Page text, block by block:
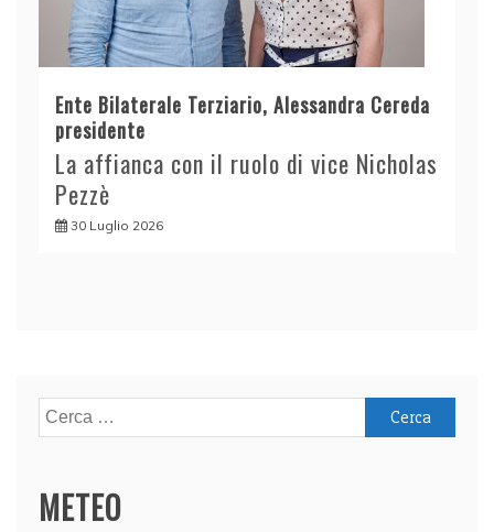
Ente Bilaterale Terziario, Alessandra Cereda
presidente
La affianca con il ruolo di vice Nicholas
Pezzè
30 Luglio 2026
Ricerca
per:
METEO